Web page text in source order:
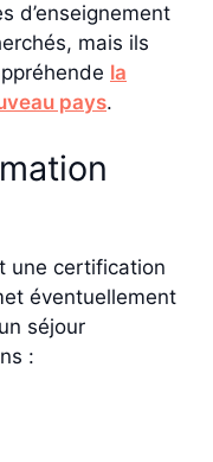
d’enseignement
mais ils
la
pays.
une certification
éventuellement
séjour
: